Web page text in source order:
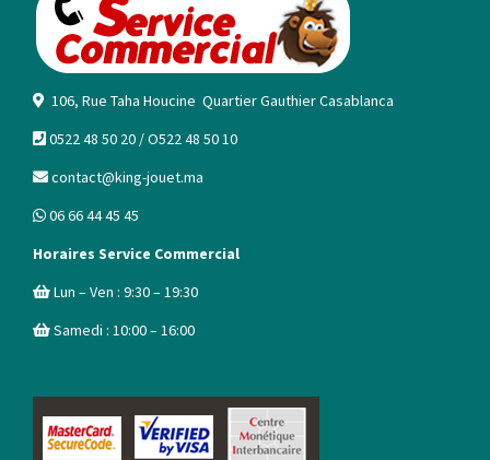
106, Rue Taha Houcine Quartier Gauthier Casablanca
0522 48 50 20 / O522 48 50 10
contact@king-jouet.ma
06 66 44 45 45
Horaires Service Commercial
Lun – Ven : 9:30 – 19:30
Samedi : 10:00 – 16:00